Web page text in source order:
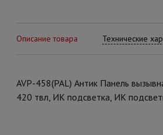
Описание товара Технические
AVP-458(PAL) Антик Панель
420 твл, ИК подсветка, ИК